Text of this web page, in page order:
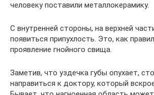
человеку поставили металлокерамику.
С внутренней стороны, на верхней
появиться припухлость. Это, как
проявление гнойного свища.
Заметив, что уздечка губы опухает,
направиться к доктору, который